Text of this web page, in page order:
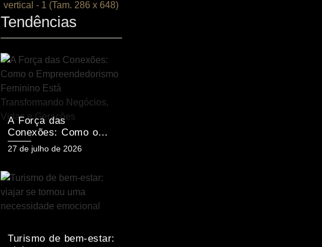
Tendências
A Força das
Conexões: Como o
Empreendedorismo
Feminino Está
Negócios, Vidas e
Gerações
Posted
27 de julho de 2026
Turismo de bem-estar: